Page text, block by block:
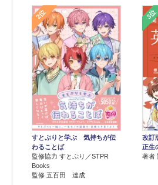
2位
すとぷりと学ぶ 気持ちが伝
わることば
監修協力 すとぷり／STPR
Books
監修 五百田 達成
3位
改訂
正生
著者